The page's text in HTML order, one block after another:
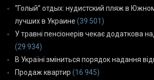
“Голый” отдых: нудистский пляж в
лучших в Украине (39 501)
У травні пенсіонерів чекає додаткова
(29 934)
В Україні зміниться порядок надання
Продаж квартир (16 945)